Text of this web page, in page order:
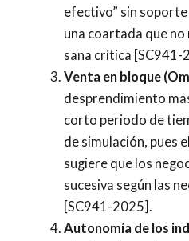
efectivo” sin
una coartada que no
sana crítica [SC941-
Venta en bloque
desprendimiento
corto periodo de
de simulación, pues
sugiere que los
sucesiva según las
[SC941-2025].
Autonomía de los